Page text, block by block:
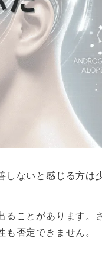
ないと感じる方は
ことがあります。
否定できません。